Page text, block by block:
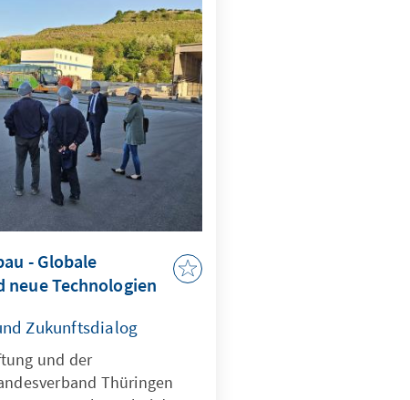
- Globale
neue Technologien
Zukunftsdialog
und der
Thüringen